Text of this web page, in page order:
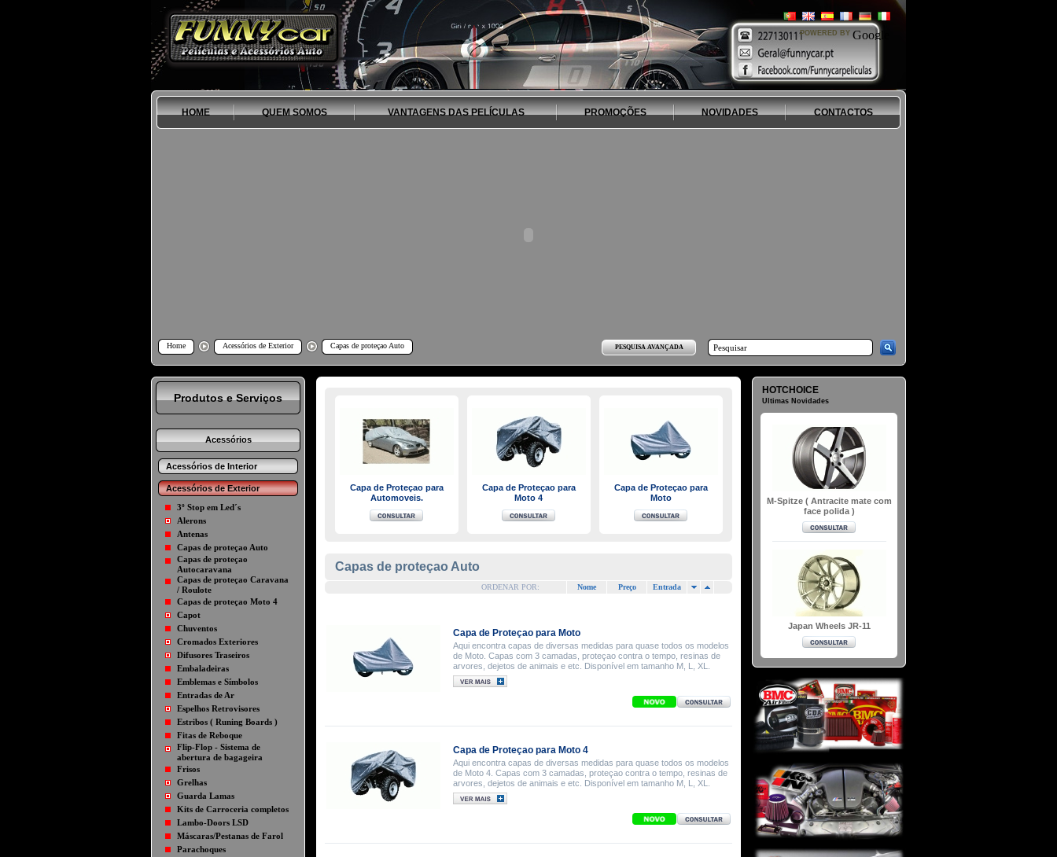
POWERED BY
HOME QUEM SOMOS VANTAGENS DAS PELÍCULAS PROMOÇÕES NOVIDADES CONTACTOS
Home Acessórios de Exterior Capas de proteçao Auto PESQUISA AVANÇADA
Produtos e Serviços
Acessórios
Acessórios de Interior
Acessórios de Exterior
3º Stop em Led´s
Alerons
Antenas
Capas de proteçao Auto
Capas de proteçao
Autocaravana
Capas de proteçao Caravana
/ Roulote
Capas de proteçao Moto 4
Capot
Chuventos
Cromados Exteriores
Difusores Traseiros
Embaladeiras
Emblemas e Símbolos
Entradas de Ar
Espelhos Retrovisores
Estribos ( Runing Boards )
Fitas de Reboque
Flip-Flop - Sistema de
abertura de bagageira
Frisos
Grelhas
Guarda Lamas
Kits de Carroceria completos
Lambo-Doors LSD
Máscaras/Pestanas de Farol
Parachoques
Capa de Proteçao para
Automoveis.
Capa de Proteçao para
Moto 4
Capa de Proteçao para
Moto
Capas de proteçao Auto
ORDENAR POR: Nome Preço Entrada
Capa de Proteçao para Moto
Aqui encontra capas de diversas medidas para quase todos os modelos
de Moto. Capas com 3 camadas, proteçao contra o tempo, resinas de
arvores, dejetos de animais e etc. Disponível em tamanho M, L, XL.
Capa de Proteçao para Moto 4
Aqui encontra capas de diversas medidas para quase todos os modelos
de Moto 4. Capas com 3 camadas, proteçao contra o tempo, resinas de
arvores, dejetos de animais e etc. Disponível em tamanho M, L, XL.
HOTCHOICE
Ultimas Novidades
M-Spitze ( Antracite mate com
face polida )
Japan Wheels JR-11